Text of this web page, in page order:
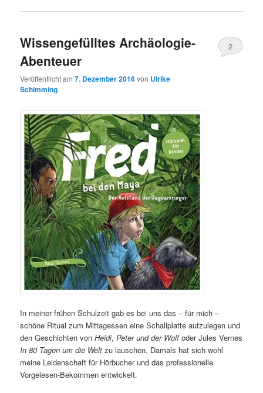
Wissengefülltes Archäologie-
Abenteuer
Veröffentlicht am7. Dezember 2016von Ulrike
Schimming
2
In meiner frühen Schulzeit gab es bei uns das – für mich –
schöne Ritual zum Mittagessen eine Schallplatte aufzulegen und
den Geschichten vonHeidi,Peter und der Wolfoder Jules Vernes
In 80 Tagen um die Welt zu lauschen. Damals hat sich wohl
meine Leidenschaft für Hörbucher und das professionelle
Vorgelesen-Bekommen entwickelt.